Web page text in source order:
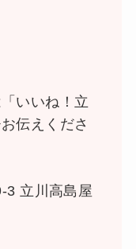
いいね！立
伝えくださ
3 立川高島屋